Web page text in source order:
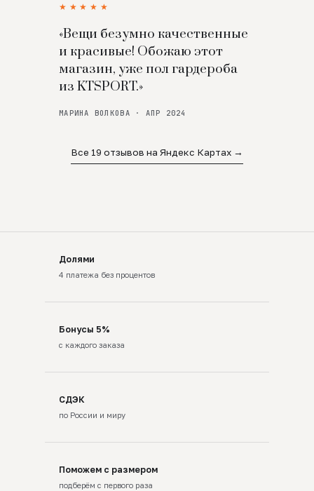
★★★★★
«Вещи безумно качественные
и красивые! Обожаю этот
магазин, уже пол гардероба
из KTSPORT.»
МАРИНА ВОЛКОВА · АПР 2024
Все 19 отзывов на Яндекс Картах →
Долями
4 платежа без процентов
Бонусы 5%
с каждого заказа
СДЭК
по России и миру
Поможем с размером
подберём с первого раза